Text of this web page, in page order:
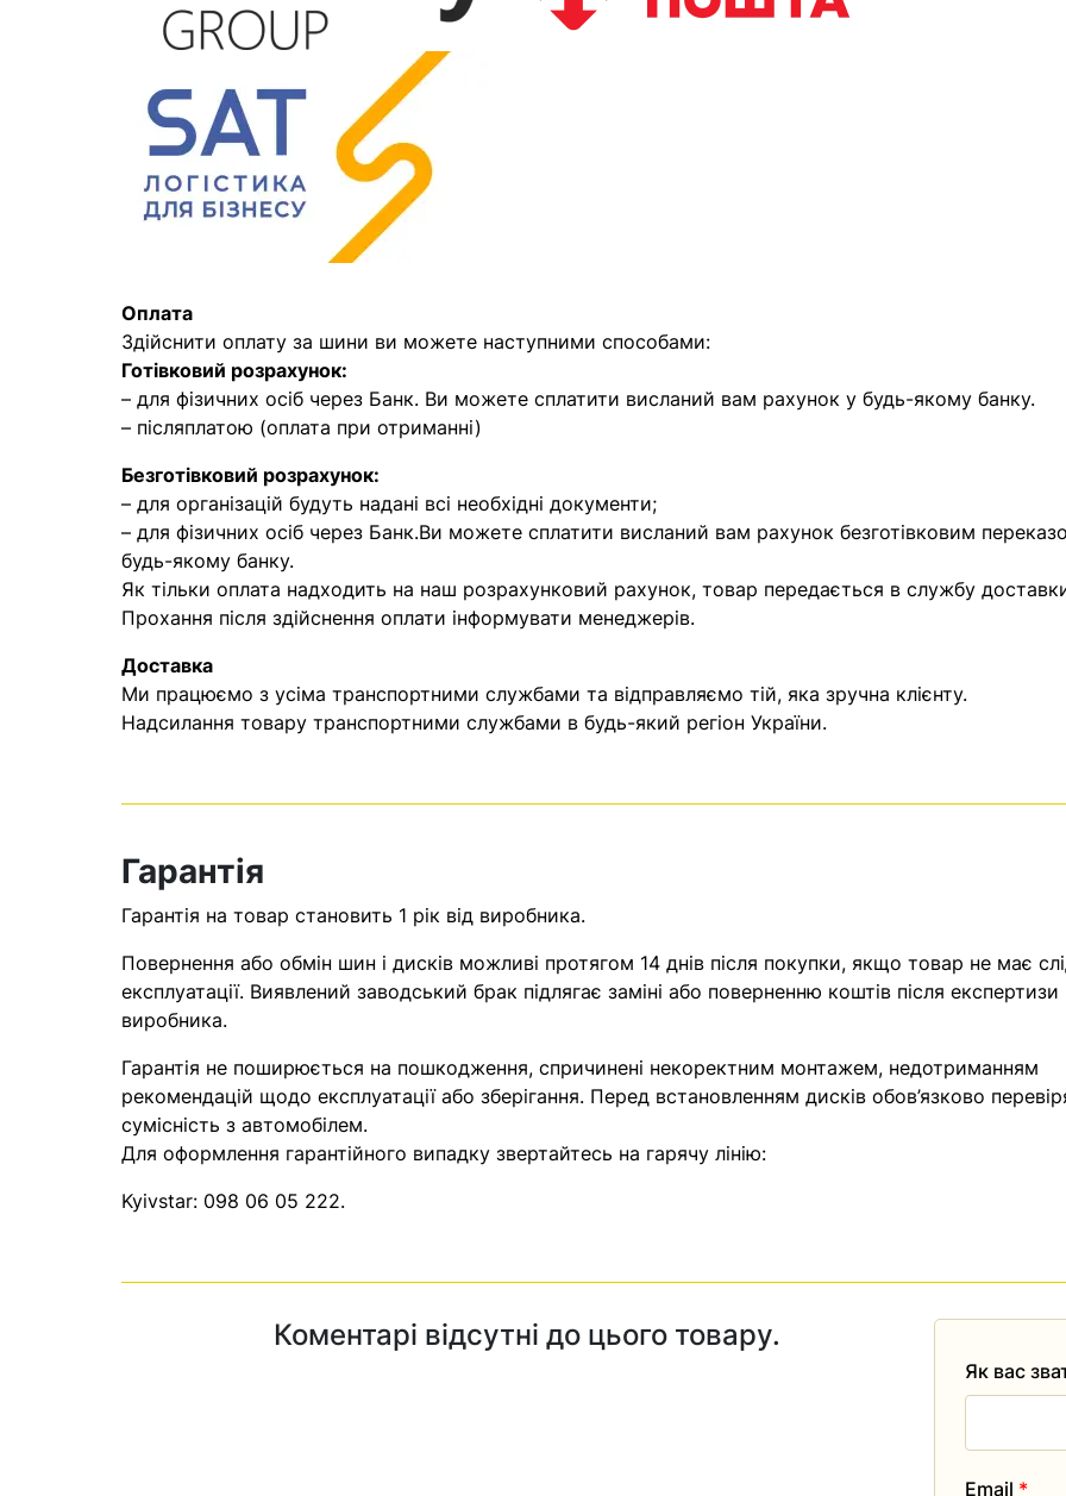
Оплата
Здійснити оплату за шини ви можете наступними способами:
Готівковий розрахунок:
– для фізичних осіб через Банк. Ви можете сплатити висланий вам рахунок у будь-якому банку.
– післяплатою (оплата при отриманні)
Безготівковий розрахунок:
– для організацій будуть надані всі необхідні документи;
– для фізичних осіб через Банк.Ви можете сплатити висланий вам рахунок безготівковим
будь-якому банку.
Як тільки оплата надходить на наш розрахунковий рахунок, товар передається в службу
Прохання після здійснення оплати інформувати менеджерів.
Доставка
Ми працюємо з усіма транспортними службами та відправляємо тій, яка зручна клієнту.
Надсилання товару транспортними службами в будь-який регіон України.
Гарантія
Гарантія на товар становить 1 рік від виробника.
Повернення або обмін шин і дисків можливі протягом 14 днів після покупки, якщо товар не має
експлуатації. Виявлений заводський брак підлягає заміні або поверненню коштів після експертизи
виробника.
Гарантія не поширюється на пошкодження, спричинені некоректним монтажем, недотриманням
рекомендацій щодо експлуатації або зберігання. Перед встановленням дисків обов’язково
сумісність з автомобілем.
Для оформлення гарантійного випадку звертайтесь на гарячу лінію:
Kyivstar: 098 06 05 222.
Коментарі відсутні до цього товару.
Як вас
Email *